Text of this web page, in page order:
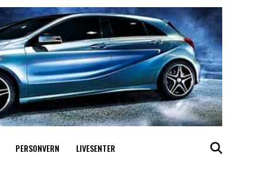
PERSONVERN LIVESENTER